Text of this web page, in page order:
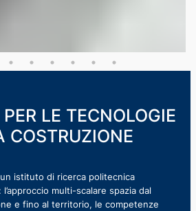
PER LE TECNOLOGIE
COSTRUZIONE
istituto di ricerca politecnica
l’approccio multi-scalare spazia dal
e fino al territorio, le competenze